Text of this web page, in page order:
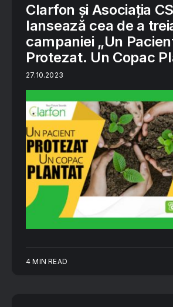
Clarfon și Asociația
lansează cea de a
campaniei „Un
Protezat. Un Copac
27.10.2023
4 MIN READ